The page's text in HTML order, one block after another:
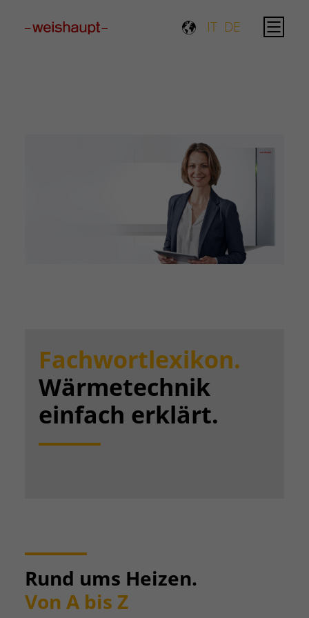
IT DE
Fachwortlexikon.
Wärmetechnik
einfach erklärt.
Rund ums Heizen.
Von A bis Z